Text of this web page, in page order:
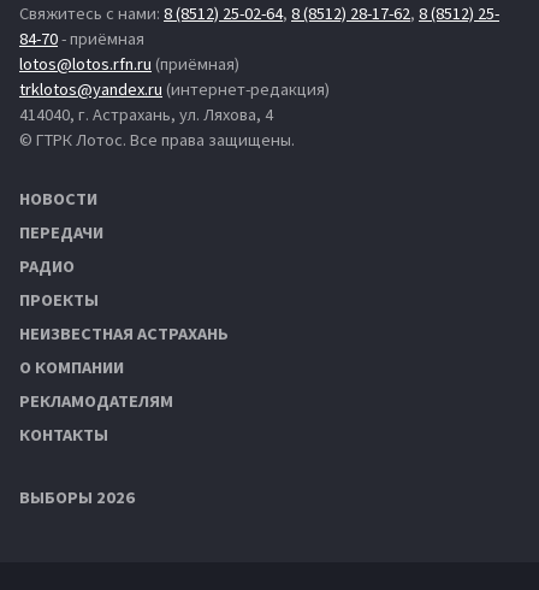
Свяжитесь с нами: 8 (8512) 25-02-64, 8 (8512) 28-17-62, 8 (8512) 25-
84-70- приёмная
lotos@lotos.rfn.ru (приёмная)
trklotos@yandex.ru (интернет-редакция)
414040, г. Астрахань, ул. Ляхова, 4
© ГТРК Лотос. Все права защищены.
НОВОСТИ
ПЕРЕДАЧИ
РАДИО
ПРОЕКТЫ
НЕИЗВЕСТНАЯ АСТРАХАНЬ
О КОМПАНИИ
РЕКЛАМОДАТЕЛЯМ
КОНТАКТЫ
ВЫБОРЫ 2026